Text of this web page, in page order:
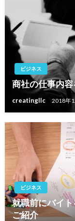
ビジネス
商社の仕事内
creatingllc 2018年
ビジネス
就職前にバイ
ご紹介